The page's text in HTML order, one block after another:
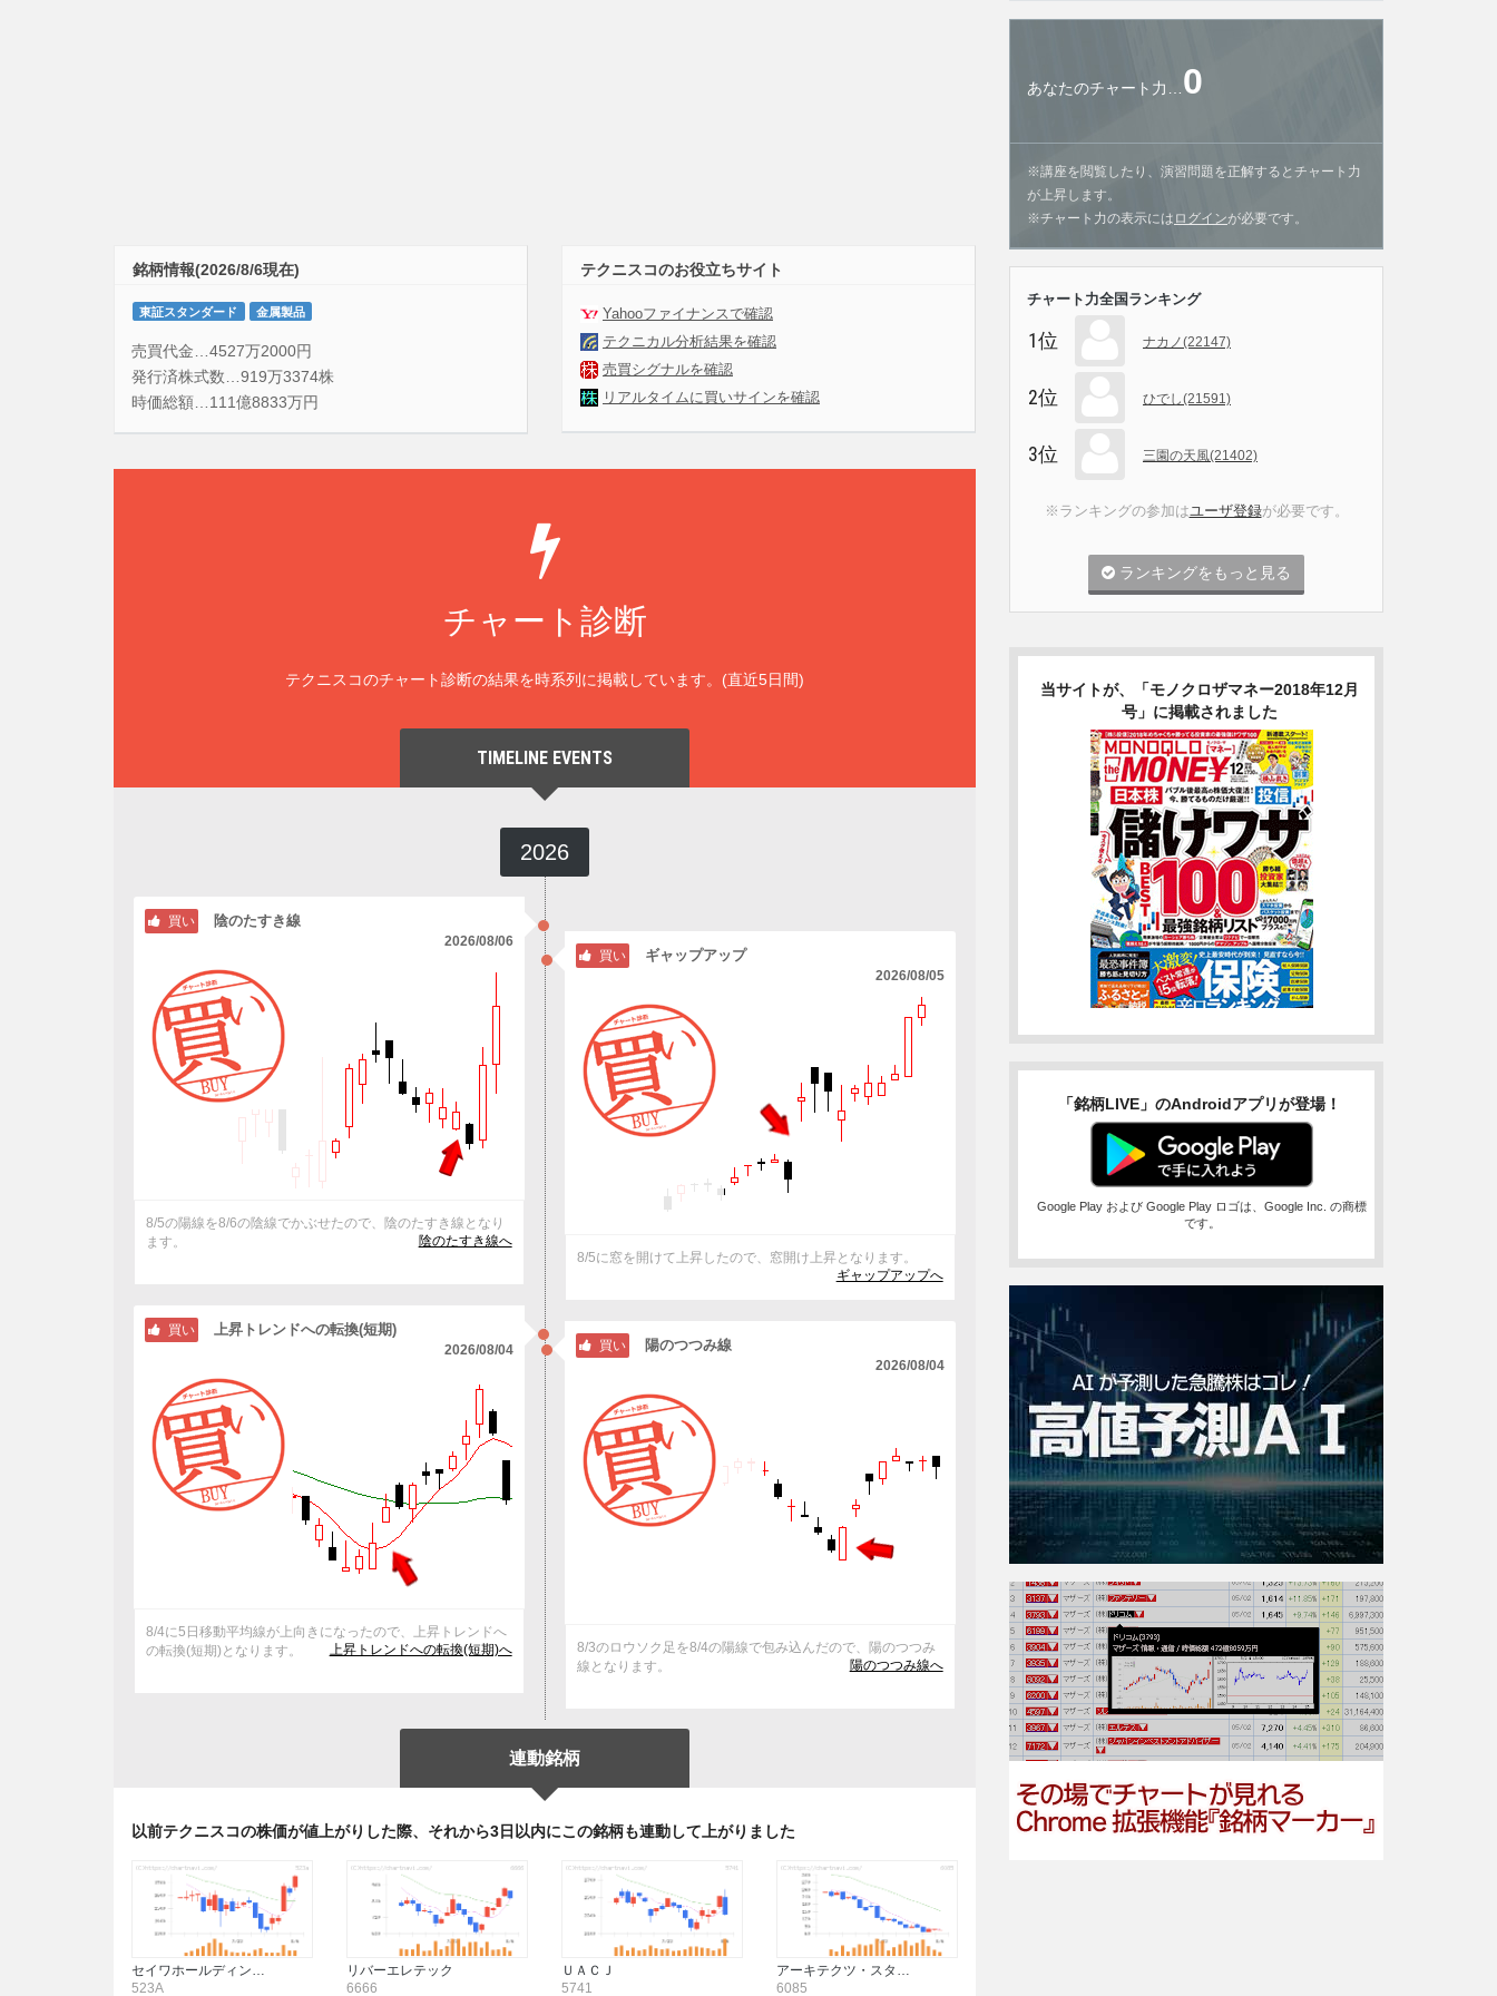
銘柄情報(2026/8/6現在)
東証スタンダード 金属製品
売買代金…4527万2000円
発行済株式数…919万3374株
時価総額…111億8833万円
テクニスコのお役立ちサイト
Yahooファイナンスで確認
テクニカル分析結果を確認
売買シグナルを確認
リアルタイムに買いサインを確認
チャート診断
テクニスコのチャート診断の結果を時系列に掲載しています。(直近5日間)
TIMELINE EVENTS
2026
買い 陰のたすき線
2026/08/06
8/5の陽線を8/6の陰線でかぶせたので、陰のたすき線となり
ます。
陰のたすき線へ
買い ギャップアップ
2026/08/05
8/5に窓を開けて上昇したので、窓開け上昇となります。
ギャップアップへ
買い 上昇トレンドへの転換(短期)
2026/08/04
8/4に5日移動平均線が上向きになったので、上昇トレンドへ
の転換(短期)となります。
上昇トレンドへの転換(短期)へ
買い 陽のつつみ線
2026/08/04
8/3のロウソク足を8/4の陽線で包み込んだので、陽のつつみ
線となります。
陽のつつみ線へ
連動銘柄
以前テクニスコの株価が値上がりした際、それから3日以内にこの銘柄も連動して上がりました
セイワホールディン…
523A
リバーエレテック
6666
ＵＡＣＪ
5741
アーキテクツ・スタ…
6085
あなたのチャート力… 0
※講座を閲覧したり、演習問題を正解するとチャート力
が上昇します。
※チャート力の表示には ログインが必要です。
チャート力全国ランキング
1位 ナカノ(22147)
2位 ひでし(21591)
3位 三園の天風(21402)
※ランキングの参加はユーザ登録が必要です。
ランキングをもっと見る
当サイトが、「モノクロザマネー2018年12月
号」に掲載されました
「銘柄LIVE」のAndroidアプリが登場！
Google Play および Google Play ロゴは、Google Inc. の商標
です。